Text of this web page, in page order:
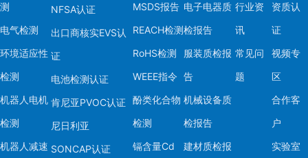
测
电气检测
环境适应性
检测
机器人电机
检测
机器人减速
NFSA认证
出口商核实EVS认
证
电池检测认证
肯尼亚PVOC认证
尼日利亚
SONCAP认证
MSDS报告
REACH检测
RoHS检测
WEEE指令
酚类化合物
检测
镉含量Cd
电子电器质
检报告
服装质检报
告
机械设备质
检报告
建材质检报
行业资
讯
常见问
题
资质认
证
视频专
区
合作客
户
实验室